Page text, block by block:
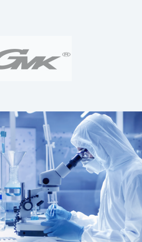
una
Contáctenos!